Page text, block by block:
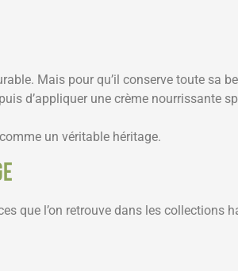
Mais pour qu’il conserve toute sa
d’appliquer une crème nourrissante
un véritable héritage.
que l’on retrouve dans les collections